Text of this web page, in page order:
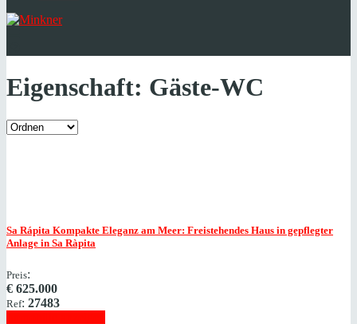
Eigenschaft: Gäste-WC
Sa Rápita Kompakte Eleganz am Meer: Freistehendes Haus in gepflegter
Anlage in Sa Ràpita
Preis:
€ 625.000
Ref: 27483